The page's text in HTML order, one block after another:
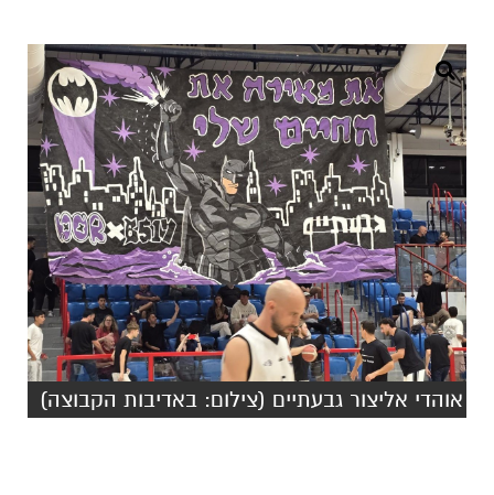
אוהדי אליצור גבעתיים (צילום: באדיבות הקבוצה)